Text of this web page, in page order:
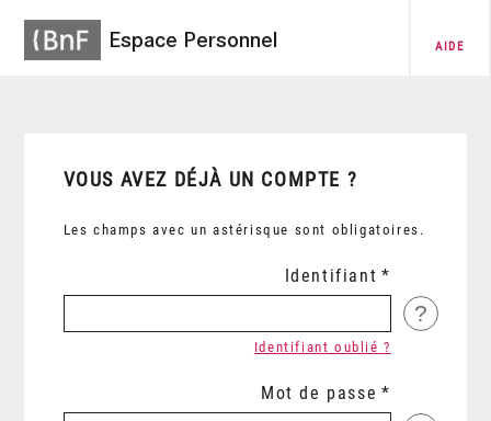
Espace Personnel AIDE
VOUS AVEZ DÉJÀ UN COMPTE ?
Les champs avec un astérisque sont obligatoires.
Identifiant
?
Identifiant oublié ?
Mot de passe